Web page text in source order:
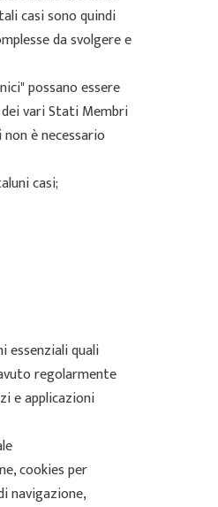
casi sono quindi
da svolgere e
possano essere
vari Stati Membri
è necessario
casi;
essenziali quali
regolarmente
e applicazioni
cookies per
navigazione,